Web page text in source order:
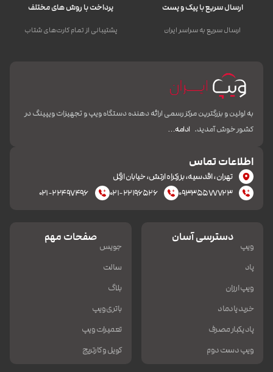
ارسال سریع با پیک و پست
ارسال سریع به سراسر ایران
پرداخت با روش های مختلف
پشتیبانی از تمام کارت‌های شتاب
به اولین و بزرگترین مرکز رسمی ارائه دهنده دستگاه ویپ و تجهیزات ویپینگ در
کشور خوش آمدید. ادامه…
اطلاعات تماس
تهران، اقدسیه، بزرکراه ارتش، خیابان ازگل
۰۹۳۳۵۵۷۷۷۲۳
۰۲۱-۲۲۱۹۶۵۲۶ ۰۲۱-۲۲۴۹۷۴۹۶
دسترسی آسان
ویپ
پاد
ویپ ارزان
خرید پادماد
پاد یکبار مصرف
ویپ دست دوم
صفحات مهم
جویس
سالت
بلاگ
باتری ویپ
تعمیرات ویپ
کویل و کارتریج